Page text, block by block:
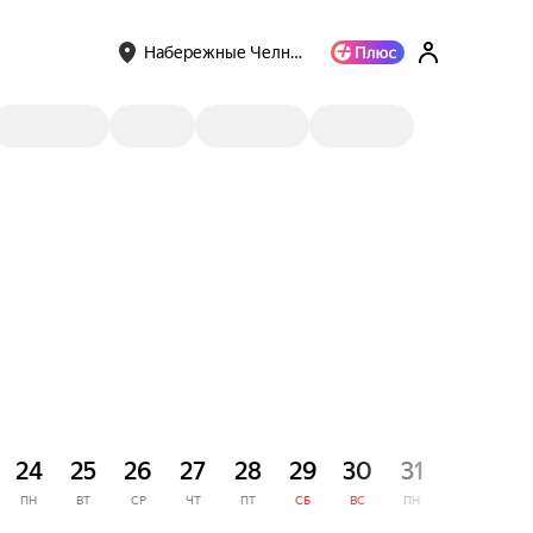
Набережные Челн…
24
ПН
25
ВТ
26
СР
27
ЧТ
28
ПТ
29
СБ
30
ВС
31
ПН